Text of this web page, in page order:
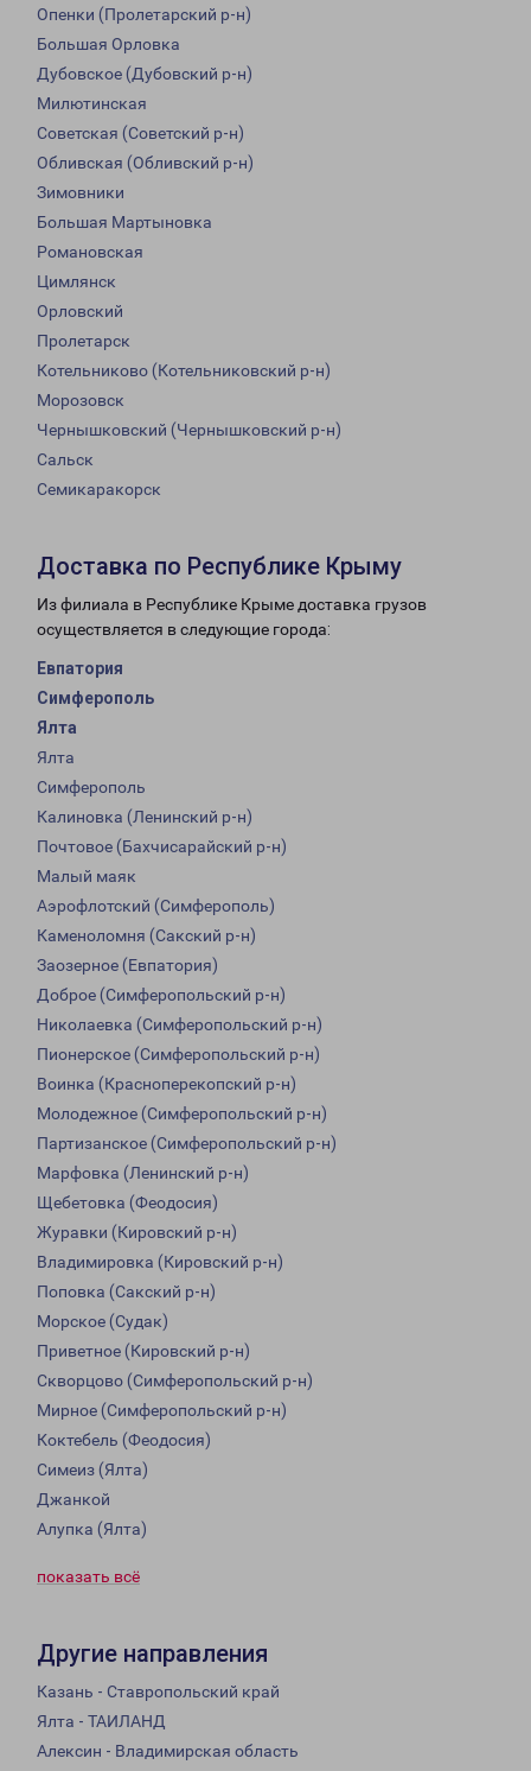
Опенки (Пролетарский р-н)
Большая Орловка
Дубовское (Дубовский р-н)
Милютинская
Советская (Советский р-н)
Обливская (Обливский р-н)
Зимовники
Большая Мартыновка
Романовская
Цимлянск
Орловский
Пролетарск
Котельниково (Котельниковский р-н)
Морозовск
Чернышковский (Чернышковский р-н)
Сальск
Семикаракорск
Доставка по Республике Крыму
Из филиала в Республике Крыме доставка грузов
осуществляется в следующие города:
Евпатория
Симферополь
Ялта
Ялта
Симферополь
Калиновка (Ленинский р-н)
Почтовое (Бахчисарайский р-н)
Малый маяк
Аэрофлотский (Симферополь)
Каменоломня (Сакский р-н)
Заозерное (Евпатория)
Доброе (Симферопольский р-н)
Николаевка (Симферопольский р-н)
Пионерское (Симферопольский р-н)
Воинка (Красноперекопский р-н)
Молодежное (Симферопольский р-н)
Партизанское (Симферопольский р-н)
Марфовка (Ленинский р-н)
Щебетовка (Феодосия)
Журавки (Кировский р-н)
Владимировка (Кировский р-н)
Поповка (Сакский р-н)
Морское (Судак)
Приветное (Кировский р-н)
Скворцово (Симферопольский р-н)
Мирное (Симферопольский р-н)
Коктебель (Феодосия)
Симеиз (Ялта)
Джанкой
Алупка (Ялта)
показать всё
Другие направления
Казань - Ставропольский край
Ялта - ТАИЛАНД
Алексин - Владимирская область